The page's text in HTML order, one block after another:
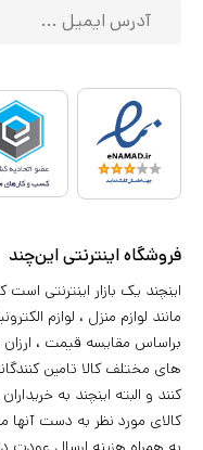
فروشگاه اینترنتی این‌چند
اینچند یک بازار اینترنتی
مانند لوازم منزل ، لوازم
براساس مقایسه قیمت ، ارزان
های مختلف کالا تامین
کنند و البته اینچند به
کالای مورد نظر به دست آنها